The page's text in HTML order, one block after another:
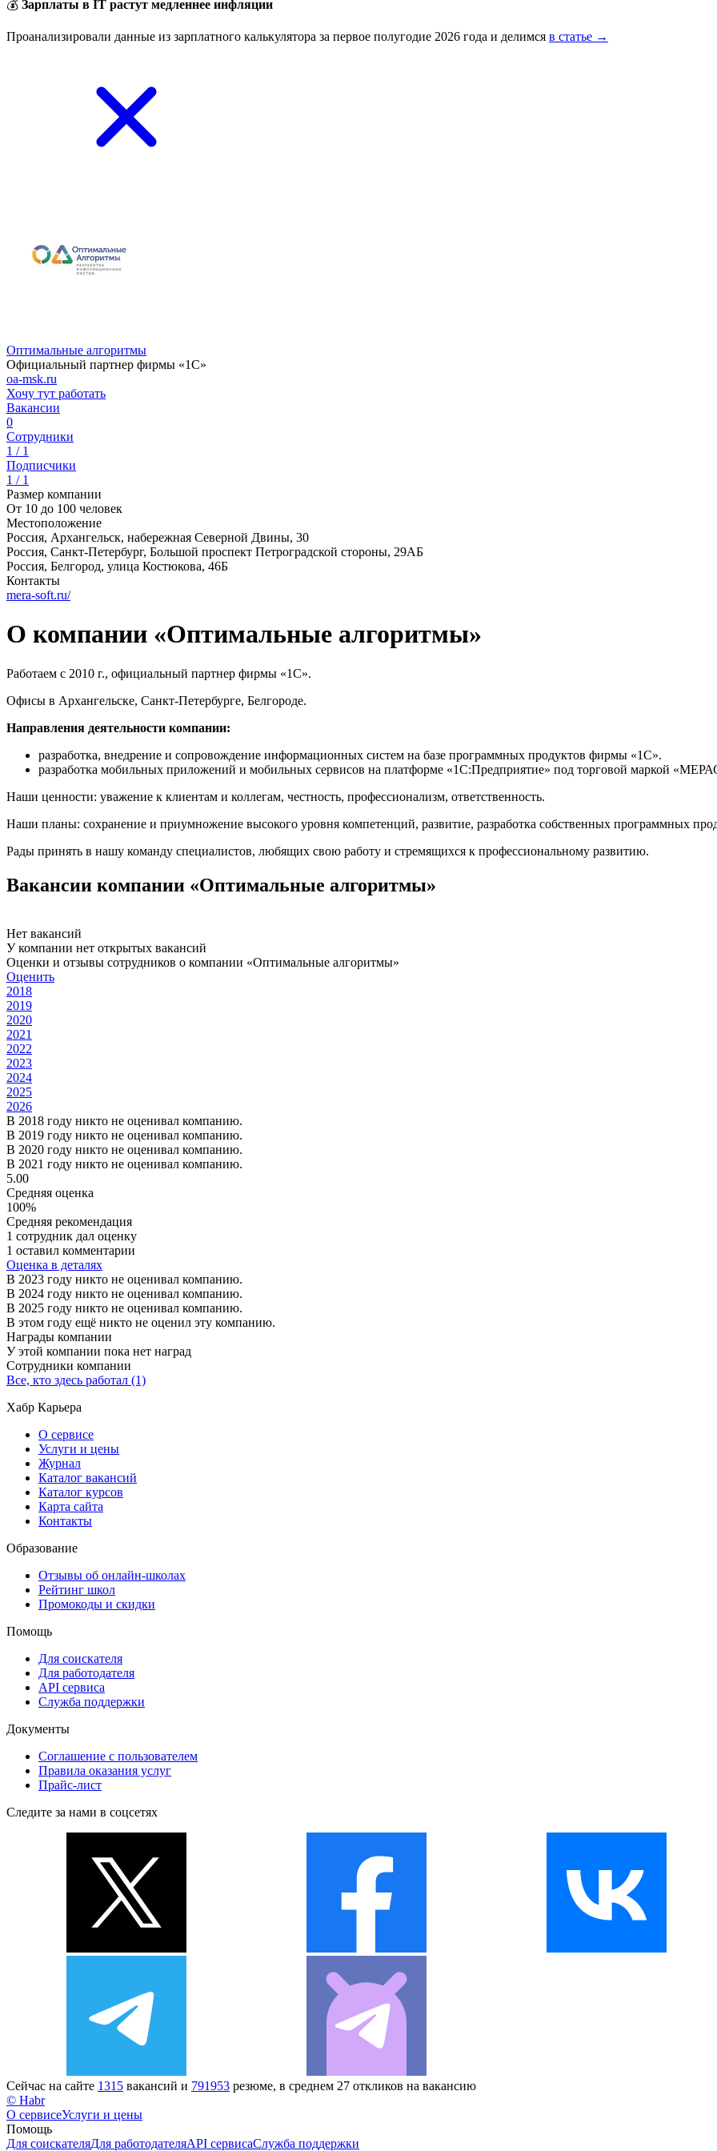
💰 Зарплаты в IT растут медленнее инфляции
Проанализировали данные из зарплатного калькулятора за первое полугодие 2026 года и делимся в статье →
Оптимальные алгоритмы
Официальный партнер фирмы «1С»
oa-msk.ru
Хочу тут работать
Вакансии
0
Сотрудники
1 / 1
Подписчики
1 / 1
Размер компании
От 10 до 100 человек
Местоположение
Россия, Архангельск, набережная Северной Двины, 30
Россия, Санкт-Петербург, Большой проспект Петроградской стороны, 29АБ
Россия, Белгород, улица Костюкова, 46Б
Контакты
mera-soft.ru/
О компании «Оптимальные алгоритмы»
Работаем с 2010 г., официальный партнер фирмы «1С».
Офисы в Архангельске, Санкт-Петербурге, Белгороде.
Направления деятельности компании:
разработка, внедрение и сопровождение информационных систем на базе программных продуктов фирмы «1С».
разработка мобильных приложений и мобильных сервисов на платформе «1С:Предприятие» под торговой маркой
Наши ценности: уважение к клиентам и коллегам, честность, профессионализм, ответственность.
Наши планы: сохранение и приумножение высокого уровня компетенций, развитие, разработка собственных программных
Рады принять в нашу команду специалистов, любящих свою работу и стремящихся к профессиональному развитию.
Вакансии компании «Оптимальные алгоритмы»
Нет вакансий
У компании нет открытых вакансий
Оценки и отзывы сотрудников о компании «Оптимальные алгоритмы»
Оценить
2018
2019
2020
2021
2022
2023
2024
2025
2026
В 2018 году никто не оценивал компанию.
В 2019 году никто не оценивал компанию.
В 2020 году никто не оценивал компанию.
В 2021 году никто не оценивал компанию.
5.00
Средняя оценка
100%
Средняя рекомендация
1 сотрудник дал оценку
1 оставил комментарии
Оценка в деталях
В 2023 году никто не оценивал компанию.
В 2024 году никто не оценивал компанию.
В 2025 году никто не оценивал компанию.
В этом году ещё никто не оценил эту компанию.
Награды компании
У этой компании пока нет наград
Сотрудники компании
Все, кто здесь работал (1)
Хабр Карьера
О сервисе
Услуги и цены
Журнал
Каталог вакансий
Каталог курсов
Карта сайта
Контакты
Образование
Отзывы об онлайн-школах
Рейтинг школ
Промокоды и скидки
Помощь
Для соискателя
Для работодателя
API сервиса
Служба поддержки
Документы
Соглашение с пользователем
Правила оказания услуг
Прайс-лист
Следите за нами в соцсетях
Сейчас на сайте 1315 вакансий и 791953 резюме, в среднем 27 откликов на вакансию
© Habr
О сервисеУслуги и цены
Помощь
Для соискателяДля работодателяAPI сервисаСлужба поддержки